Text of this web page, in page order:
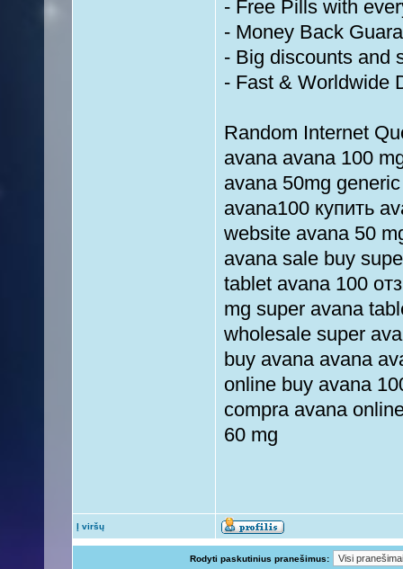
- Free Pills with
- Money Back
- Big discounts and
- Fast & Worldwide
Random Internet
avana avana 100
avana 50mg
avana100 купить
website avana 50
avana sale buy
tablet avana 100
mg super avana
wholesale super
buy avana avana
online buy avana
compra avana
60 mg
Į viršų
Rodyti paskutinius pranešimus: